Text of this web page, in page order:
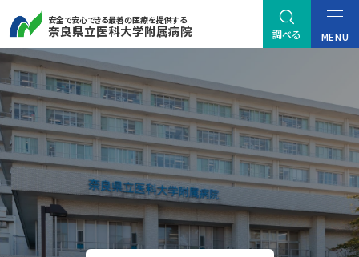
MENU
調べる
安全で安心できる最善の医療を提供する
奈良県立医科大学附属病院